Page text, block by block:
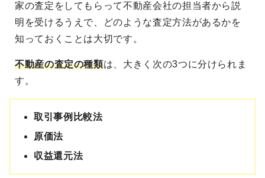
家の査定をしてもらって不動産会社の担当者から説
明を受けるうえで、どのような査定方法があるかを
知っておくことは大切です。
不動産の査定の種類は、大きく次の3つに分けられま
す。
取引事例比較法
原価法
収益還元法